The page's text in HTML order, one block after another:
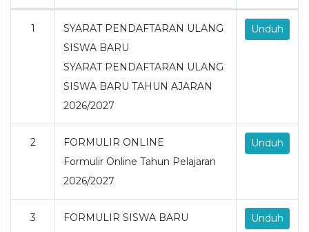
1
SYARAT PENDAFTARAN ULANG
SISWA BARU
SYARAT PENDAFTARAN ULANG
SISWA BARU TAHUN AJARAN
2026/2027
Unduh
2
FORMULIR ONLINE
Formulir Online Tahun Pelajaran
2026/2027
Unduh
3
FORMULIR SISWA BARU
Unduh